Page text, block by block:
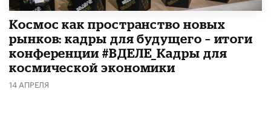
Космос как пространство новых
рынков: кадры для будущего – итоги
конференции #ВДЕЛЕ_Кадры для
космической экономики
14 АПРЕЛЯ